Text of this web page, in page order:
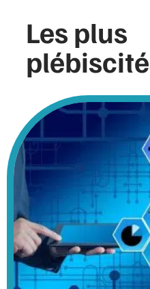
Les plus